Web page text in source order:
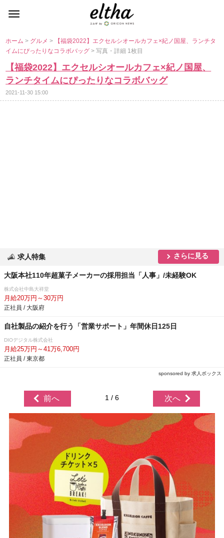
ホーム> グルメ>
【福袋2022】エクセルシオールカフェ×紀ノ国屋、ランチタ
イムにぴったりなコラボバッグ> 写真・詳細 1枚目
【福袋2022】エクセルシオールカフェ×紀ノ国屋、
ランチタイムにぴったりなコラボバッグ
2021-11-30 15:00
求人特集 さらに見る
大阪本社110年超菓子メーカーの採用担当「人事」/未経験OK
株式会社中島大祥堂
月給20万円～30万円
正社員 / 大阪府
自社製品の紹介を行う「営業サポート」年間休日125日
DIOデジタル株式会社
月給25万円～41万6,700円
正社員 / 東京都
sponsored by 求人ボックス
前へ 1 / 6 次へ